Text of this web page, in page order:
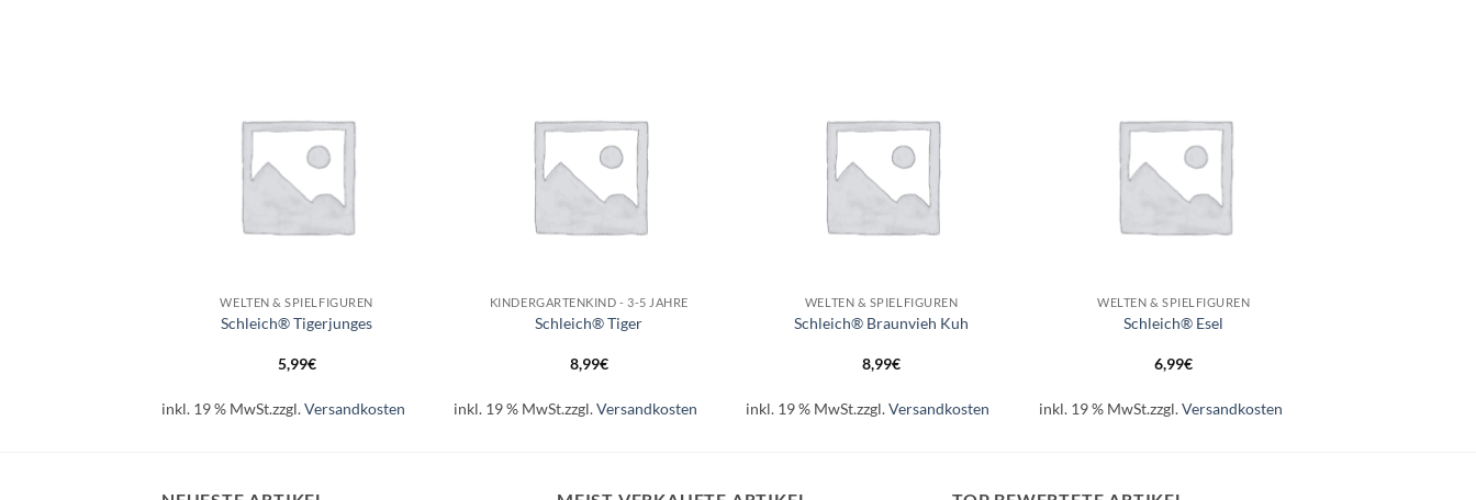
WELTEN & SPIELFIGUREN
Schleich® Tigerjunges
5,99€
inkl. 19 % MwSt.zzgl.Versandkosten
KINDERGARTENKIND - 3-5 JAHRE
Schleich® Tiger
8,99€
inkl. 19 % MwSt.zzgl.Versandkosten
WELTEN & SPIELFIGUREN
Schleich® Braunvieh Kuh
8,99€
inkl. 19 % MwSt.zzgl.Versandkosten
WELTEN & SPIELFIGUREN
Schleich® Esel
6,99€
inkl. 19 % MwSt.zzgl.Versandkosten